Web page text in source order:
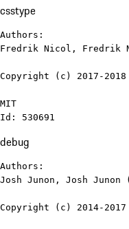
csstype
Authors:
Fredrik Nicol, Fredrik
Copyright (c) 2017-
MIT
Id: 530691
debug
Authors:
Josh Junon, Josh
Copyright (c) 2014-